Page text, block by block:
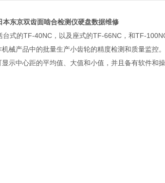
本东京双齿面啮合检测仪硬盘数据维修
式的TF-40NC，以及座式的TF-66NC，和TF-
械产品中的批量生产小齿轮的精度检测和质量监控
示中心距的平均值、大值和小值，并且备有软件和